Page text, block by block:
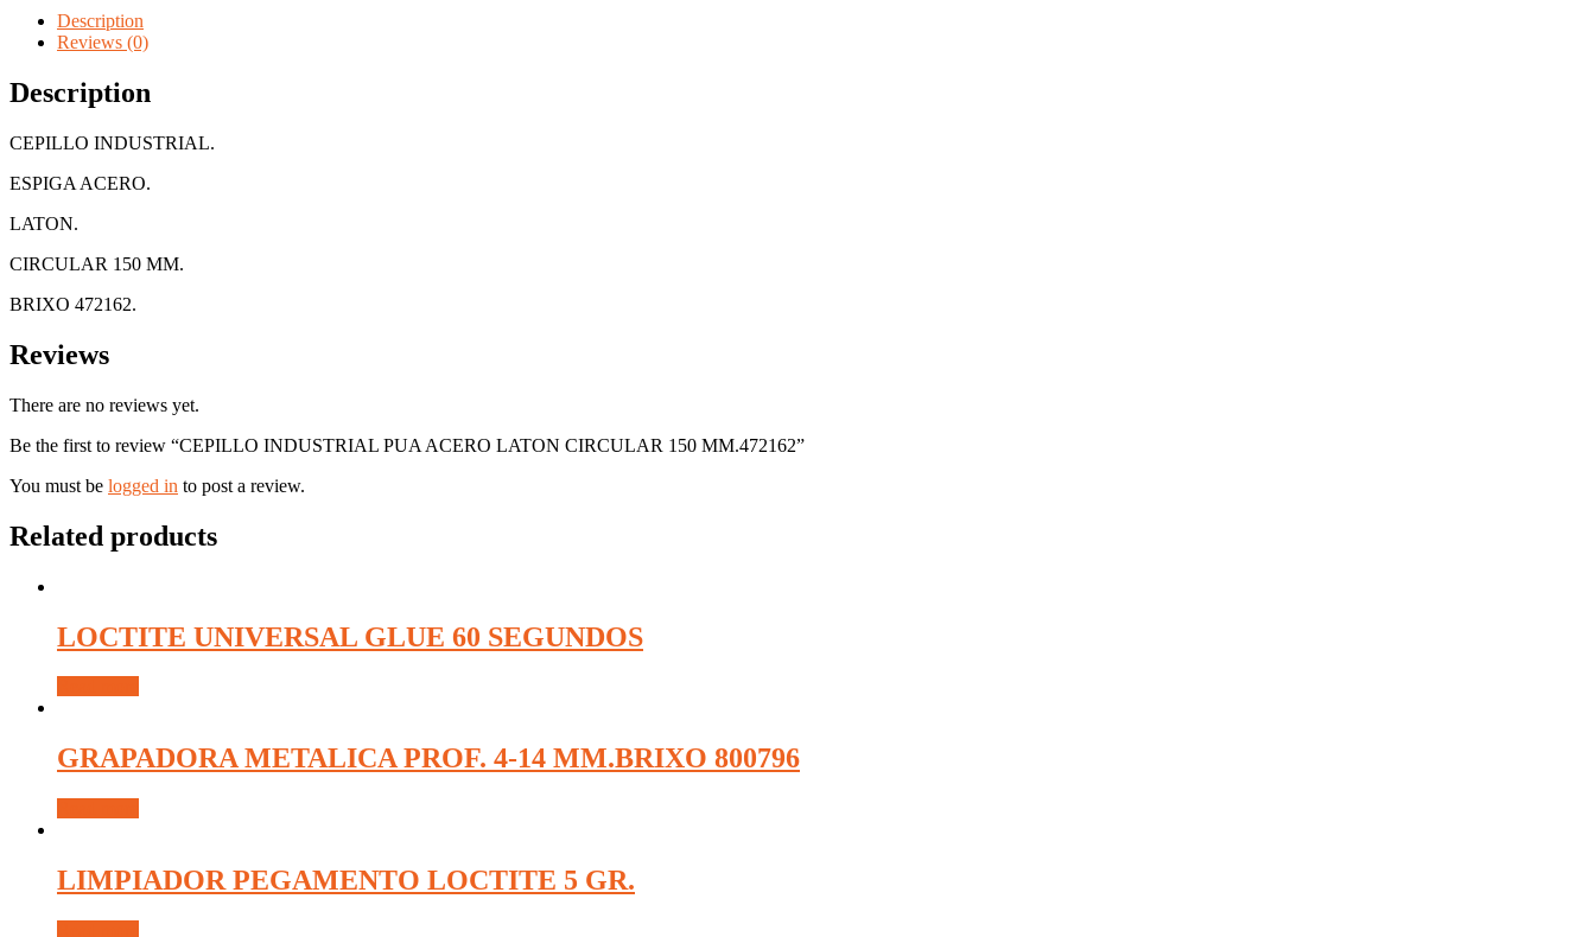
Description
Reviews (0)
Description
CEPILLO INDUSTRIAL.
ESPIGA ACERO.
LATON.
CIRCULAR 150 MM.
BRIXO 472162.
Reviews
There are no reviews yet.
Be the first to review “CEPILLO INDUSTRIAL PUA ACERO LATON CIRCULAR 150 MM.472162”
You must be logged in to post a review.
Related products
LOCTITE UNIVERSAL GLUE 60 SEGUNDOS
GRAPADORA METALICA PROF. 4-14 MM.BRIXO 800796
LIMPIADOR PEGAMENTO LOCTITE 5 GR.